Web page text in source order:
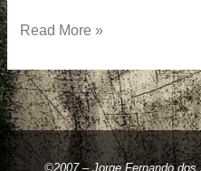
Read More »
©2007 – Jorge Fernando